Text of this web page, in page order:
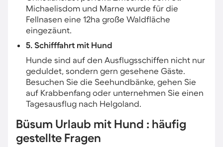
Michaelisdom und Marne wurde für die
Fellnasen eine 12ha große Waldfläche
eingezäunt.
5. Schifffahrt mit Hund
Hunde sind auf den Ausflugsschiffen nicht nur
geduldet, sondern gern gesehene Gäste.
Besuchen Sie die Seehundbänke, gehen Sie
auf Krabbenfang oder unternehmen Sie einen
Tagesausflug nach Helgoland.
Büsum Urlaub mit Hund : häufig
gestellte Fragen